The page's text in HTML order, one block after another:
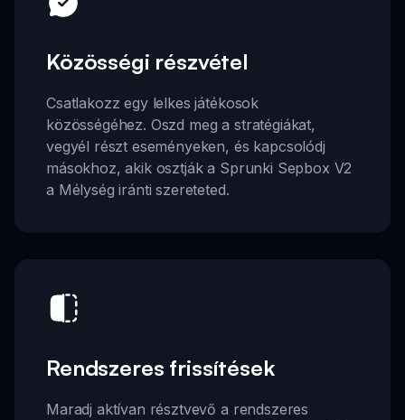
Közösségi részvétel
Csatlakozz egy lelkes játékosok
közösségéhez. Oszd meg a stratégiákat,
vegyél részt eseményeken, és kapcsolódj
másokhoz, akik osztják a Sprunki Sepbox V2
a Mélység iránti szereteted.
Rendszeres frissítések
Maradj aktívan résztvevő a rendszeres